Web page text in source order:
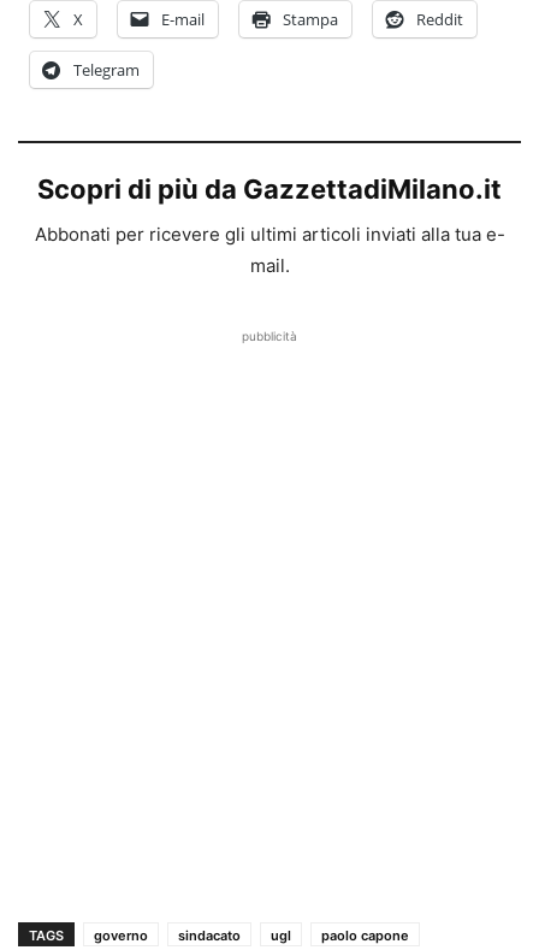
X E-mail Stampa Reddit
Telegram
Scopri di più da GazzettadiMilano.it
Abbonati per ricevere gli ultimi articoli inviati alla tua e-
mail.
pubblicità
TAGS governo sindacato ugl
paolo capone